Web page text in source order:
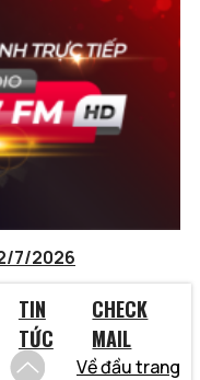
7/2026
TIN
TỨC
CHECK
MAIL
Về đầu trang